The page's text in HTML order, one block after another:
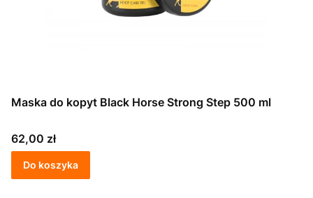
Maska do kopyt Black Horse Strong Step 500 ml
Cena
62,00 zł
Do koszyka